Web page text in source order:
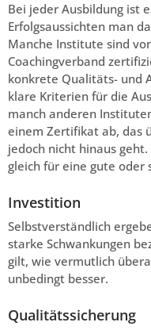
Bei jeder Ausbildung ist
Erfolgsaussichten man
Manche Institute sind
Coachingverband
konkrete Qualitäts- und
klare Kriterien für die
manch anderen
einem Zertifikat ab, das
jedoch nicht hinaus
gleich für eine gute oder
Investition
Selbstverständlich
starke Schwankungen
gilt, wie vermutlich
unbedingt besser.
Qualitätssicherung